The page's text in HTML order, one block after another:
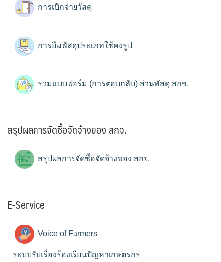
การเบิกจ่ายวัสดุ
การยืมพัสดุประเภทใช้คงรูป
รวมแบบฟอร์ม (การตอบกลับ) ส่วนพัสดุ สกช.
สรุปผลการจัดซื้อจัดจ้างของ สกจ.
สรุปผลการจัดซื้อจัดจ้างของ สกจ.
E-Service
Voice of Farmers
ระบบรับเรื่องร้องเรียนปัญหาเกษตรกร